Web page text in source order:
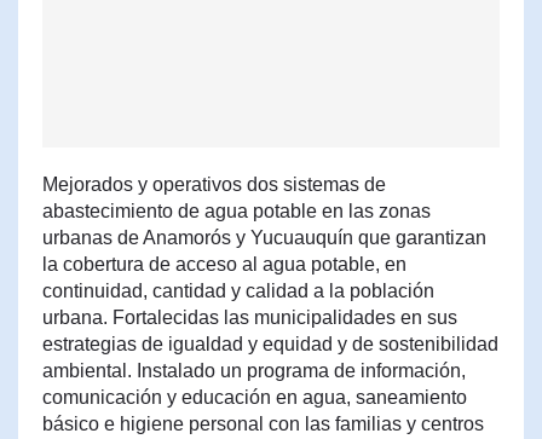
Mejorados y operativos dos sistemas de
abastecimiento de agua potable en las zonas
urbanas de Anamorós y Yucuauquín que garantizan
la cobertura de acceso al agua potable, en
continuidad, cantidad y calidad a la población
urbana. Fortalecidas las municipalidades en sus
estrategias de igualdad y equidad y de sostenibilidad
ambiental. Instalado un programa de información,
comunicación y educación en agua, saneamiento
básico e higiene personal con las familias y centros